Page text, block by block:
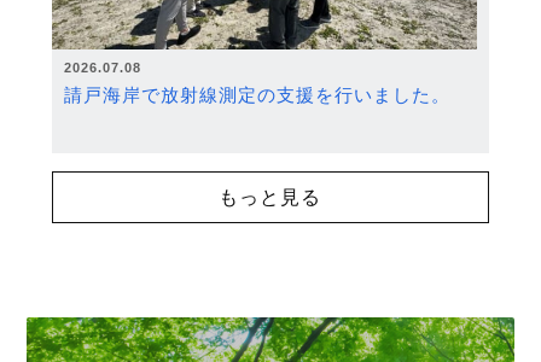
2026.07.08
請戸海岸で放射線測定の支援を行いました。
もっと見る